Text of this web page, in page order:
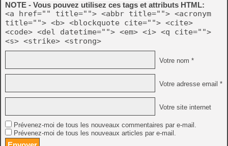
NOTE - Vous pouvez utilisez ces tags et attributs HTML:
<a href="" title=""> <abbr title=""> <acronym
title=""> <b> <blockquote cite=""> <cite>
<code> <del datetime=""> <em> <i> <q cite="">
<s> <strike> <strong>
Votre nom *
Votre adresse email *
Votre site internet
Prévenez-moi de tous les nouveaux commentaires par e-mail.
Prévenez-moi de tous les nouveaux articles par e-mail.